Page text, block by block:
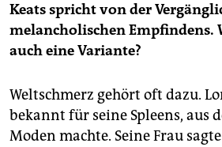
Keats spricht von der
melancholischen Empfindens.
auch eine Variante?
Weltschmerz gehört oft dazu.
bekannt für seine Spleens, aus
Moden machte. Seine Frau